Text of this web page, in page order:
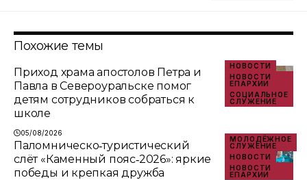
Похожие темы
НОВОСТИ
НОВОСТИ
ЕПАРХИИ
СОЦИАЛЬНОЕ
СЛУЖЕНИЕ
Приход храма апостолов Петра и
Павла в Североуральске помог
детям сотрудников собраться к
школе
05/08/2026
МОЛОДЁЖНОЕ
СЛУЖЕНИЕ
НОВОСТИ
НОВОСТИ
ЕПАРХИИ
Паломническо‑туристический
слёт «Каменный пояс‑2026»: яркие
победы и крепкая дружба